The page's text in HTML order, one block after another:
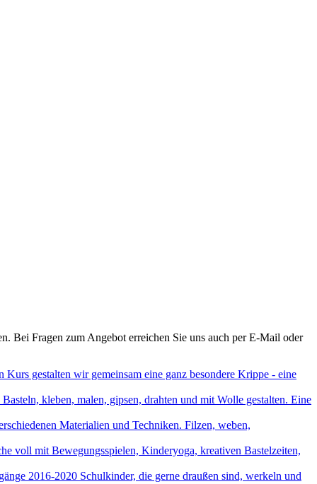
Bei Fragen zum Angebot erreichen Sie uns auch per E-Mail oder
Kurs gestalten wir gemeinsam eine ganz besondere Krippe - eine
Basteln, kleben, malen, gipsen, drahten und mit Wolle gestalten. Eine
Materialien und Techniken. Filzen, weben,
voll mit Bewegungsspielen, Kinderyoga, kreativen Bastelzeiten,
2016-2020 Schulkinder, die gerne draußen sind, werkeln und